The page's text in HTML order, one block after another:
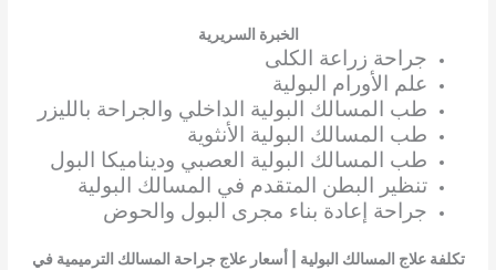
الخبرة السريرية
جراحة زراعة الكلى
علم الأورام البولية
طب المسالك البولية الداخلي والجراحة بالليزر
طب المسالك البولية الأنثوية
طب المسالك البولية العصبي وديناميكا البول
تنظير البطن المتقدم في المسالك البولية
جراحة إعادة بناء مجرى البول والحوض
تكلفة علاج المسالك البولية | أسعار علاج جراحة المسالك الترميمية في